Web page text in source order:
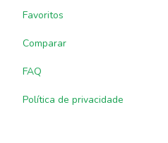
Favoritos
Comparar
FAQ
Política de privacidade